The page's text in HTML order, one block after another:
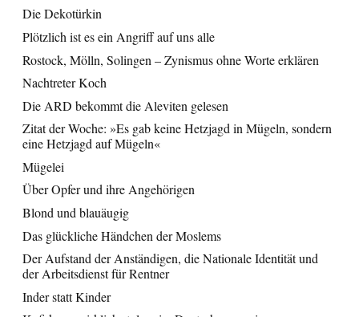
Die Dekotürkin
Plötzlich ist es ein Angriff auf uns alle
Rostock, Mölln, Solingen – Zynismus ohne Worte erklären
Nachtreter Koch
Die ARD bekommt die Aleviten gelesen
Zitat der Woche: »Es gab keine Hetzjagd in Mügeln, sondern
eine Hetzjagd auf Mügeln«
Mügelei
Über Opfer und ihre Angehörigen
Blond und blauäugig
Das glückliche Händchen der Moslems
Der Aufstand der Anständigen, die Nationale Identität und
der Arbeitsdienst für Rentner
Inder statt Kinder